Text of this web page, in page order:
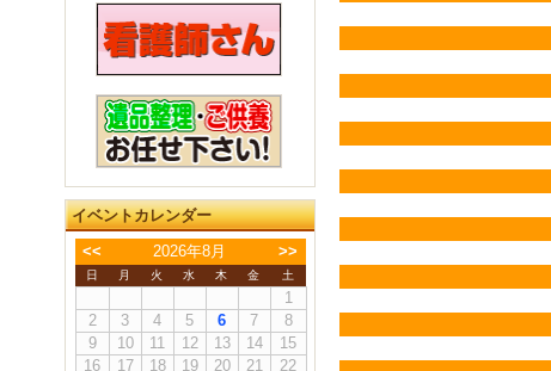
イベントカレンダー
<<
2026年8月 >>
日 月 火 水 木 金 土
1
2
3 4 5 6 7
8
9
10 11 12 13 14
15
16
17 18 19 20 21
22